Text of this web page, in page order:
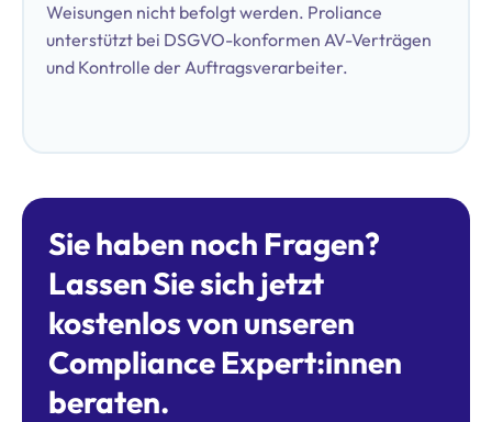
Weisungen nicht befolgt werden. Proliance
unterstützt bei DSGVO-konformen AV-Verträgen
und Kontrolle der Auftragsverarbeiter.
Sie haben noch Fragen?
Lassen Sie sich jetzt
kostenlos von unseren
Compliance Expert:innen
beraten.